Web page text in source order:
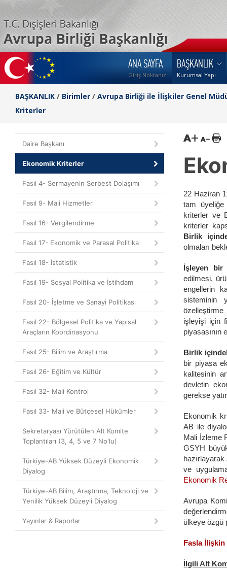
ANA SAYFA
Giriş Noktanız
BAŞKANLIK
Kurumsal Yapı
BAŞKANLIK / Birimler / Avrupa Birliği ile İlişkiler Genel
Kriterler
Daire Başkanı
Ekonomik Kriterler
Fasıl 4- Sermayenin Serbest Dolaşımı
Fasıl 9- Mali Hizmetler
Fasıl 16- Vergilendirme
Fasıl 17- Ekonomik ve Parasal Politika
Fasıl 18- İstatistik
Fasıl 19- Sosyal Politika ve İstihdam
Fasıl 20- İşletme ve Sanayi Politikası
Fasıl 22- Bölgesel Politika ve Yapısal
Araçların Koordinasyonu
Fasıl 25- Bilim ve Araştırma
Fasıl 26- Eğitim ve Kültür
Fasıl 32- Mali Kontrol
Fasıl 33- Mali ve Bütçesel Hükümler
Sekretaryası Yürütülen Alt Komite
Toplantıları (3, 4, 5 ve 7 No'lu)
Türkiye-AB Yüksek Düzeyli Ekonomik
Diyalog
Türkiye-AB Bilim, Araştırma, Teknoloji ve
Yenilik Yüksek Düzeyli Diyalog
Yayınlar & Raporlar
22 Haziran
tam üyeliğe
kriterler ve
kriterler
Birlik
olmaları
İşleyen bir
edilmesi,
engellerin
sisteminin
işleyişi için
piyasasının
Birlik
bir piyasa
kalitesinin
devletin
gerekse
Ekonomik
AB ile
Mali İzleme
GSYH
ve
Ekonomik
Avrupa
ülkeye özgü
Fasla İlişkin
İlgili Alt